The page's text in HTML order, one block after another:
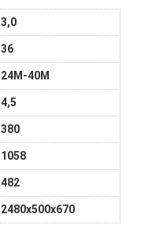
3,0
36
24М-40М
4,5
380
1058
482
2480х500х670